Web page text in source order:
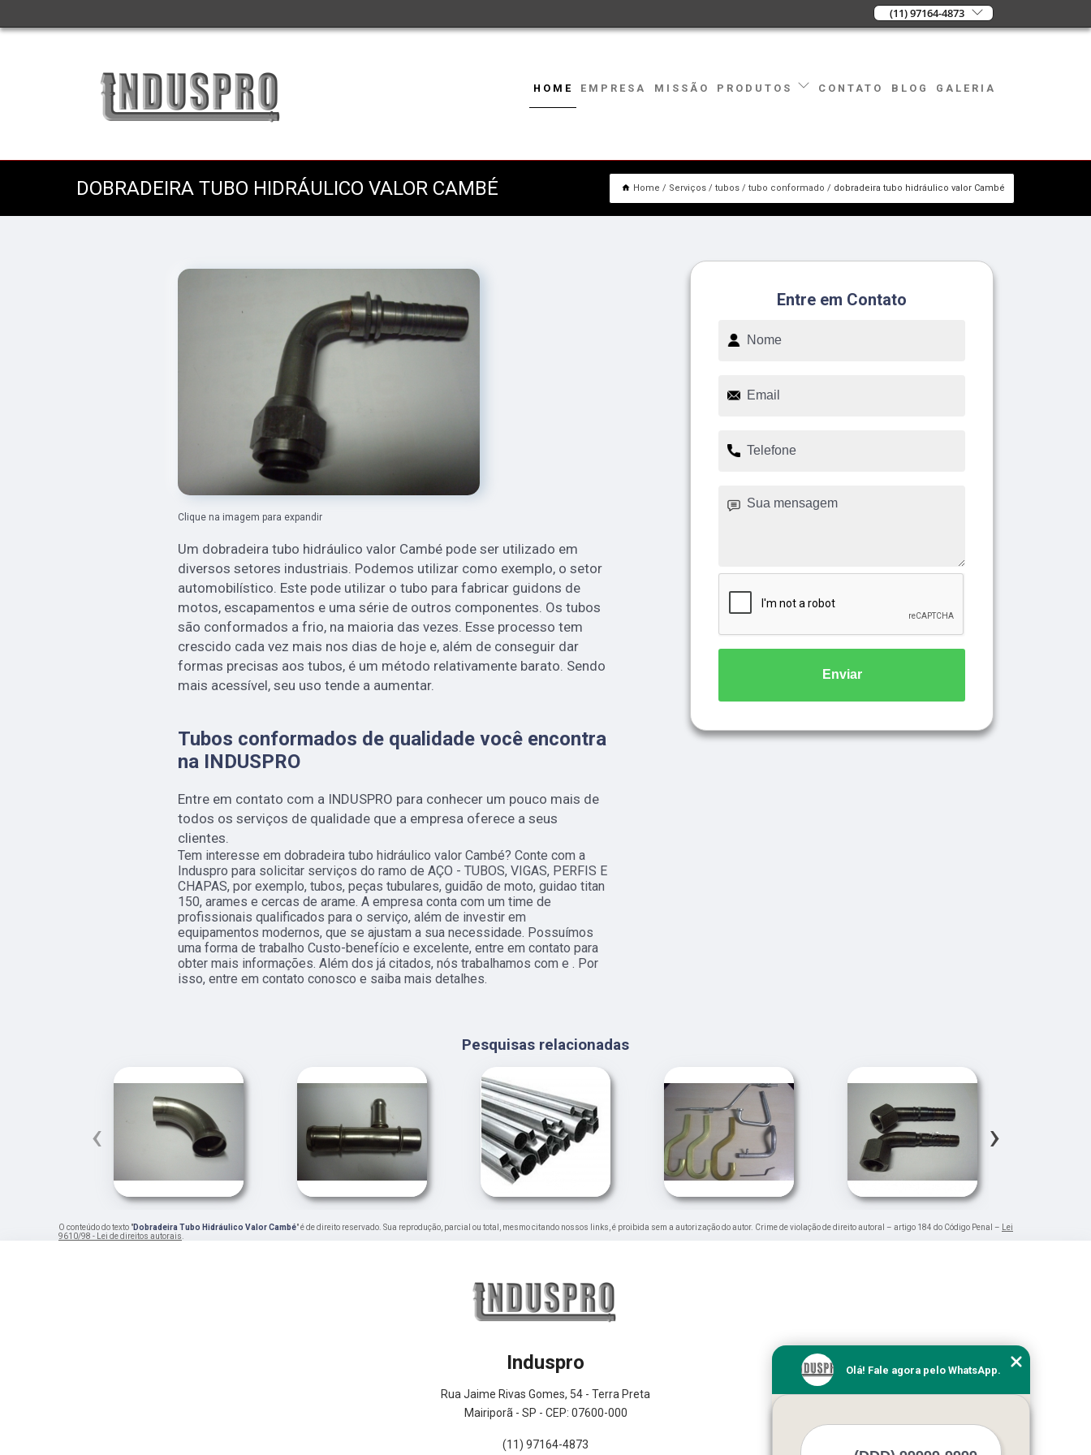
(11) 97164-4873
HOME EMPRESA MISSÃO PRODUTOS CONTATO BLOG GALERIA
DOBRADEIRA TUBO HIDRÁULICO VALOR CAMBÉ Home Serviços tubos tubo conformado dobradeira tubo hidráulico valor Cambé
Clique na imagem para expandir
Um dobradeira tubo hidráulico valor Cambé pode ser utilizado em
diversos setores industriais. Podemos utilizar como exemplo, o setor
automobilístico. Este pode utilizar o tubo para fabricar guidons de
motos, escapamentos e uma série de outros componentes. Os tubos
são conformados a frio, na maioria das vezes. Esse processo tem
crescido cada vez mais nos dias de hoje e, além de conseguir dar
formas precisas aos tubos, é um método relativamente barato. Sendo
mais acessível, seu uso tende a aumentar.
Tubos conformados de qualidade você encontra
na INDUSPRO
Entre em contato com a INDUSPRO para conhecer um pouco mais de
todos os serviços de qualidade que a empresa oferece a seus
clientes.
Tem interesse em dobradeira tubo hidráulico valor Cambé? Conte com a
Induspro para solicitar serviços do ramo de AÇO - TUBOS, VIGAS, PERFIS E
CHAPAS, por exemplo, tubos, peças tubulares, guidão de moto, guidao titan
150, arames e cercas de arame. A empresa conta com um time de
profissionais qualificados para o serviço, além de investir em
equipamentos modernos, que se ajustam a sua necessidade. Possuímos
uma forma de trabalho Custo-benefício e excelente, entre em contato para
obter mais informações. Além dos já citados, nós trabalhamos com e . Por
isso, entre em contato conosco e saiba mais detalhes.
Entre em Contato
Enviar
Pesquisas relacionadas
‹ ›
O conteúdo do texto "Dobradeira Tubo Hidráulico Valor Cambé" é de direito reservado. Sua reprodução, parcial ou total, mesmo citando nossos links, é proibida sem a autorização do autor. Crime de violação de direito autoral – artigo 184 do Código Penal – Lei
9610/98 - Lei de direitos autorais.
Induspro
Rua Jaime Rivas Gomes, 54 - Terra Preta
Mairiporã - SP - CEP: 07600-000
(11) 97164-4873
Olá! Fale agora pelo WhatsApp.